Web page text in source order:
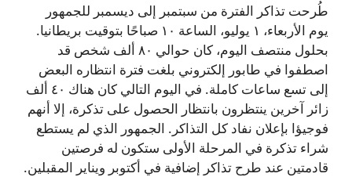
طُرحت تذاكر الفترة من سبتمبر إلى ديسمبر للجمهور
يوم الأربعاء، ١ يوليو، الساعة ١٠ صباحًا بتوقيت بريطانيا.
بحلول منتصف اليوم، كان حوالي ٨٠ ألف شخص قد
اصطفوا في طابور إلكتروني بلغت فترة انتظاره البعض
إلى تسع ساعات كاملة. في اليوم التالي كان هناك ٤٠ ألف
زائر آخرين ينتظرون بانتظار الحصول على تذكرة، إلا أنهم
فوجيؤا بإعلان نفاد كل التذاكر. الجمهور الذي لم يستطع
شراء تذكرة في المرحلة الأولى ستكون له فرصتين
قادمتين عند طرح تذاكر إضافية في أكتوبر ويناير المقبلين.